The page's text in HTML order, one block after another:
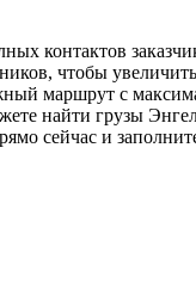
контактов
чтобы
маршрут с
найти грузы
сейчас и